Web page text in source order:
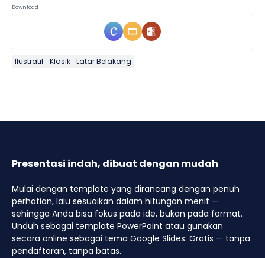
Download
Ilustratif Klasik Latar Belakang
Presentasi indah, dibuat dengan mudah
Mulai dengan template yang dirancang dengan penuh
perhatian, lalu sesuaikan dalam hitungan menit —
sehingga Anda bisa fokus pada ide, bukan pada format.
Unduh sebagai template PowerPoint atau gunakan
secara online sebagai tema Google Slides. Gratis — tanpa
pendaftaran, tanpa batas.